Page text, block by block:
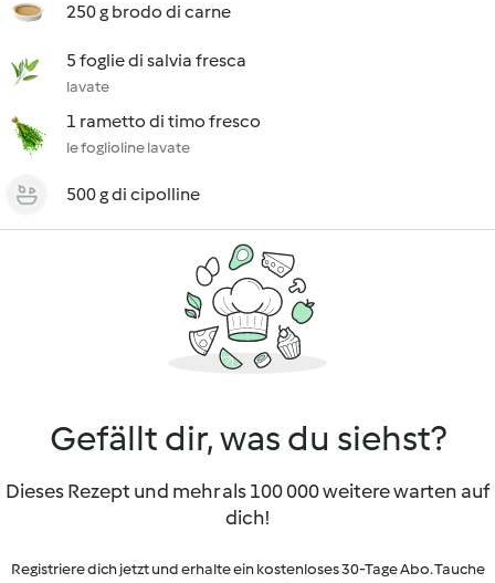
250 g brodo di carne
5 foglie di salvia fresca
lavate
1 rametto di timo fresco
le foglioline lavate
500 g di cipolline
Gefällt dir, was du siehst?
Dieses Rezept und mehr als 100 000 weitere warten auf
dich!
Registriere dich jetzt und erhalte ein kostenloses 30-Tage Abo. Tauche